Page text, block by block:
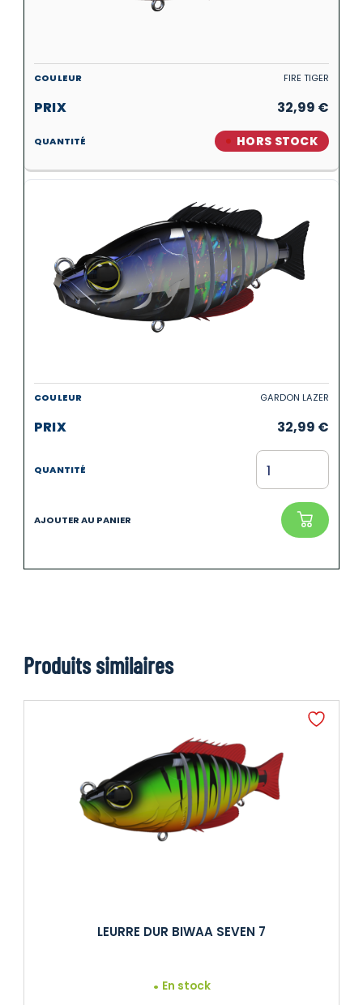
FIRE TIGER
32,99 €
HORS STOCK
GARDON LAZER
32,99 €
Produits similaires
LEURRE DUR BIWAA SEVEN 7
En stock